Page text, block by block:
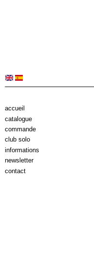
accueil
catalogue
commande
club solo
informations
newsletter
contact